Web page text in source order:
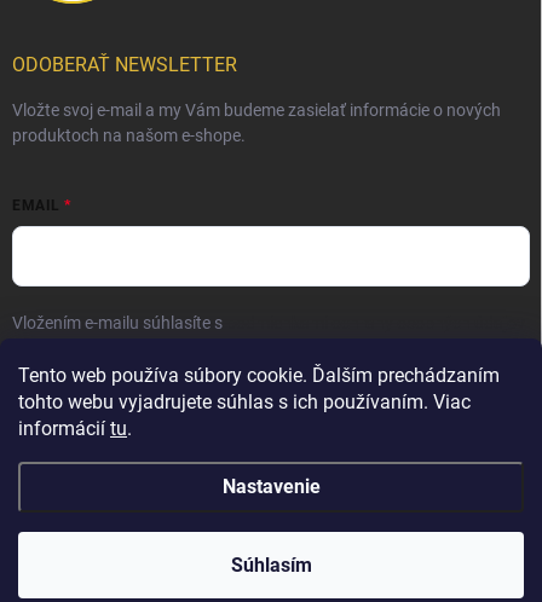
Tento web používa súbory cookie. Ďalším prechádzaním
tohto webu vyjadrujete súhlas s ich používaním. Viac
informácií tu.
Nastavenie
Súhlasím
ODOBERAŤ NEWSLETTER
Vložte svoj e-mail a my Vám budeme zasielať informácie o nových
produktoch na našom e-shope.
EMAIL
Vložením e-mailu súhlasíte s
Prihlásiť sa
Elite Palace . Všetky práva vyhradené.